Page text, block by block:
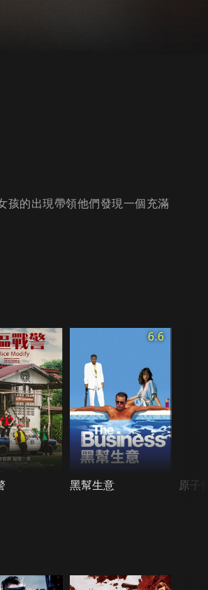
孩的出現帶領他們發現一個充滿
6.6
黑幫生意 原子